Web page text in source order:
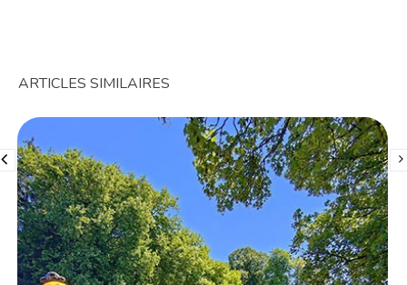
ARTICLES SIMILAIRES